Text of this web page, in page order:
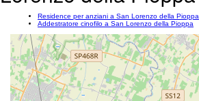
Residence per anziani a San Lorenzo della Pioppa
Addestratore cinofilo a San Lorenzo della Pioppa